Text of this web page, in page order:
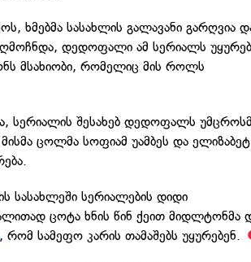
ხმებმა სასახლის გალავანი გარღვია
დედოფალი ამ სერიალს
მსახიობი, რომელიც მის როლს
სერიალის შესახებ დედოფალს
ცოლმა სოფიამ უამბეს და ელიზაბეტ
სასახლეში სერიალების დიდი
ცოტა ხნის წინ ქეით მიდლტონმა
, რომ სამეფო კარის თამაშებს უყურებენ.